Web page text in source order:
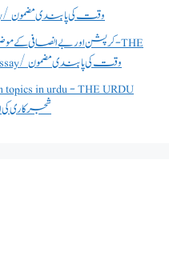
waqt ki pabandi essay/ وقت کی پابندی مضمون
waqt ki pabandi essay/ وقت کی پابندی مضمون
topics in urdu - THE URDU
شجرکاری